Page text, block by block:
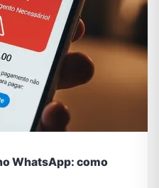
WhatsApp: como